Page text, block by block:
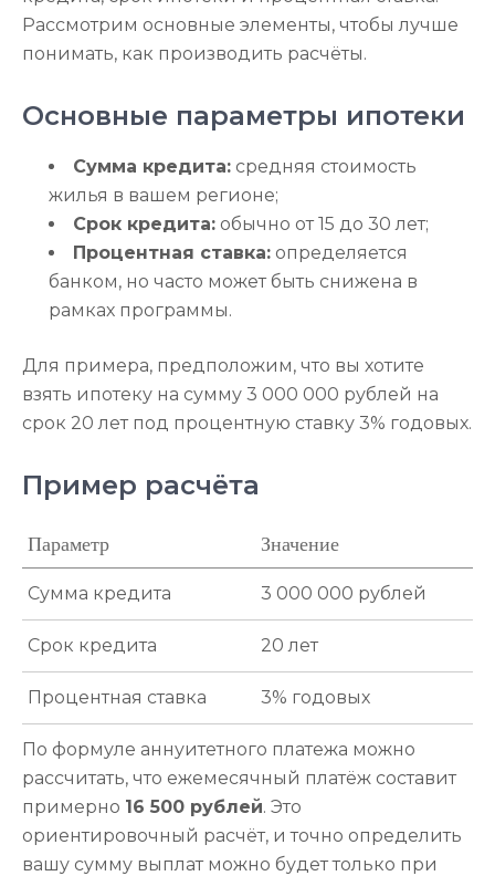
Рассмотрим основные элементы, чтобы лучше
понимать, как производить расчёты.
Основные параметры ипотеки
Сумма кредита: средняя стоимость
жилья в вашем регионе;
Срок кредита: обычно от 15 до 30 лет;
Процентная ставка: определяется
банком, но часто может быть снижена в
рамках программы.
Для примера, предположим, что вы хотите
взять ипотеку на сумму 3 000 000 рублей на
срок 20 лет под процентную ставку 3% годовых.
Пример расчёта
Параметр Значение
Сумма кредита 3 000 000 рублей
Срок кредита 20 лет
Процентная ставка 3% годовых
По формуле аннуитетного платежа можно
рассчитать, что ежемесячный платёж составит
примерно 16 500 рублей. Это
ориентировочный расчёт, и точно определить
вашу сумму выплат можно будет только при